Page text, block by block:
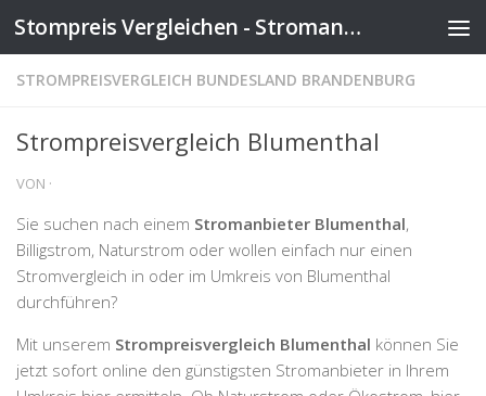
Zum Inhalt springen Stompreis Vergleichen - Stromanbieter wechseln
STROMPREISVERGLEICH BUNDESLAND BRANDENBURG
Strompreisvergleich Blumenthal
VON ·
Sie suchen nach einem Stromanbieter Blumenthal,
Billigstrom, Naturstrom oder wollen einfach nur einen
Stromvergleich in oder im Umkreis von Blumenthal
durchführen?
Mit unserem Strompreisvergleich Blumenthal können Sie
jetzt sofort online den günstigsten Stromanbieter in Ihrem